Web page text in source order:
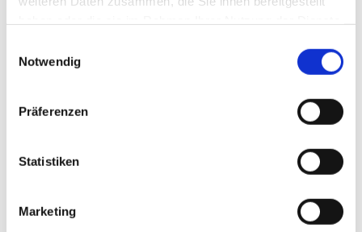
Notwendig
Präferenzen
Statistiken
Marketing
„Deutschland hat ein Vollzugsproblem.
Politik und Behörden müssen Rechtsverstöße
entschlossener verfolgen und härter
Hauptgeschäftsführer des „BVTE“. Der
regelmäßige Testkäufe und höhere
aus. „Bußgelder dürfen kein einkalkulierbarer
Kostenfaktor sein, sondern müssen Verstöße